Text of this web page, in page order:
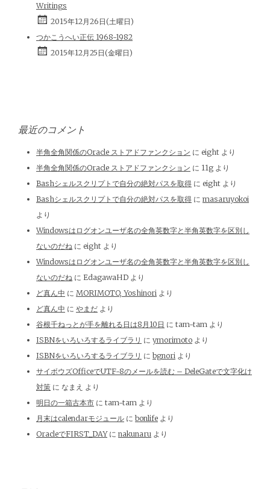
Writings
2015年12月26日(土曜日)
つかこうへい正伝 1968-1982
2015年12月25日(金曜日)
最近のコメント
半角全角関係のOracle ストアドファンクション に eight より
半角全角関係のOracle ストアドファンクション に 11g より
Bashシェルスクリプトで自分の絶対パスを取得 に eight より
Bashシェルスクリプトで自分の絶対パスを取得 に masaruyokoi
より
Windowsはログオンユーザ名の全角英数字と半角英数字を区別し
ないのだね に eight より
Windowsはログオンユーザ名の全角英数字と半角英数字を区別し
ないのだね に EdagawaHD より
ど真ん中 に MORIMOTO, Yoshinori より
ど真ん中 に やまだ より
谷根千ねっとが手を離れる日は8月10日 に tam-tam より
ISBNをいろいろするライブラリ に ymorimoto より
ISBNをいろいろするライブラリ に bgnori より
サイボウズOfficeでUTF-8のメールを読む – DeleGateで文字化け
対策 に なまえ より
明日の一箱古本市 に tam-tam より
月末はcalendarモジュール に bonlife より
OracleでFIRST_DAYに nakunaru より